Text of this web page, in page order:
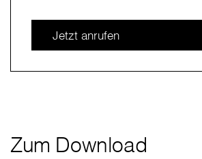
Jetzt anrufen
Zum Download